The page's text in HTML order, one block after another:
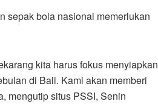
sepak bola nasional memerlukan
kita harus fokus menyiapkan
di Bali. Kami akan memberi
mengutip situs PSSI, Senin